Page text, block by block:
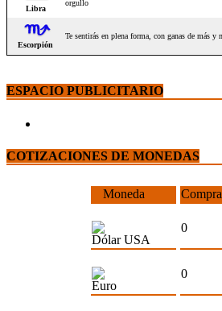
ESPACIO PUBLICITARIO
COTIZACIONES DE MONEDAS
Moneda Compra
Dólar USA
0
Euro
0